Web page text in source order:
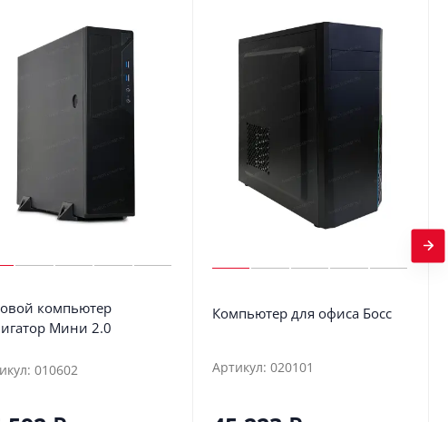
компьютер
Мини 2.0
010602
Компьютер для офиса Босс
Артикул: 020101